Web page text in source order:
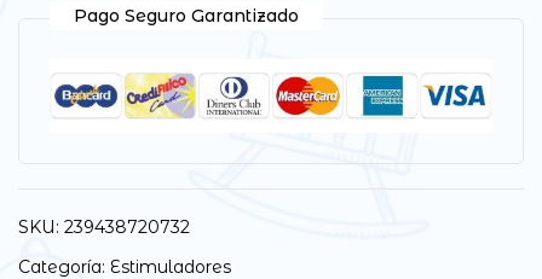
Pago Seguro Garantizado
SKU: 239438720732
Categoría: Estimuladores